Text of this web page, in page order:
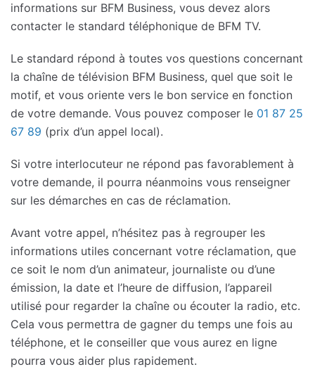
informations sur BFM Business, vous devez alors
contacter le standard téléphonique de BFM TV.
Le standard répond à toutes vos questions concernant
la chaîne de télévision BFM Business, quel que soit le
motif, et vous oriente vers le bon service en fonction
de votre demande. Vous pouvez composer le 01 87 25
67 89 (prix d’un appel local).
Si votre interlocuteur ne répond pas favorablement à
votre demande, il pourra néanmoins vous renseigner
sur les démarches en cas de réclamation.
Avant votre appel, n’hésitez pas à regrouper les
informations utiles concernant votre réclamation, que
ce soit le nom d’un animateur, journaliste ou d’une
émission, la date et l’heure de diffusion, l’appareil
utilisé pour regarder la chaîne ou écouter la radio, etc.
Cela vous permettra de gagner du temps une fois au
téléphone, et le conseiller que vous aurez en ligne
pourra vous aider plus rapidement.